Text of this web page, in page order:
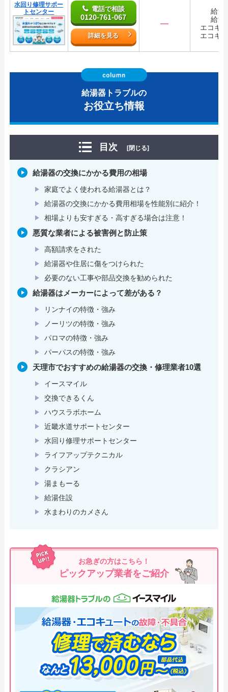
水回り修理サポー
トセンター
電話で相談
0120-761-067
詳細を見る
―
給湯
給湯
エコキ
エコキ
給湯器トラブルの
お役立ち情報
目次 [閉じる]
給湯器の交換にかかる費用の相場
家庭でよく使われる給湯器とは？
給湯器の交換にかかる費用相場を性能別に紹介！
相場よりも安すぎる・高すぎる場合は注意！
悪質な業者による被害例と防止策
高額請求をされた
給湯器や住居に傷をつけられた
必要のない工事や部品交換を勧められた
給湯器はメーカーによって差がある？
リンナイの特徴・強み
ノーリツの特徴・強み
パロマの特徴・強み
パーパスの特徴・強み
天理市でおすすめの給湯器の交換・修理業者10選
イースマイル
交換できるくん
ハウスラボホーム
近畿水道サポートセンター
水回り修理サポートセンター
ライフアップテクニカル
クラシアン
湯まもーる
給湯住設
水まわりのカメさん
お急ぎの方はこちら！
ピックアップ業者をご紹介